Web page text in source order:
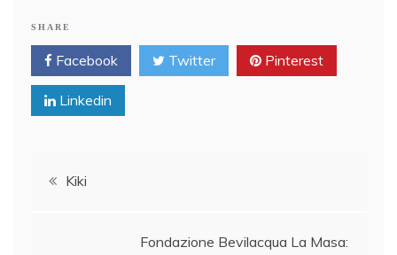
SHARE
Facebook Twitter Pinterest
Linkedin
Post
Kiki
Fondazione Bevilacqua La Masa: